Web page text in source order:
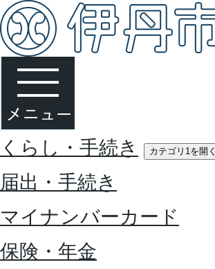
くらし・手続き カテゴリ1を開く
届出・手続き
マイナンバーカード
保険・年金